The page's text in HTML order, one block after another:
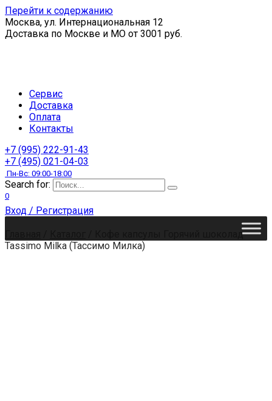
Перейти к содержанию
Москва, ул. Интернациональная 12
Доставка по Москве и МО от 3001 руб.
Сервис
Доставка
Оплата
Контакты
+7 (995) 222-91-43
+7 (495) 021-04-03
Пн-Вс: 09:00-18:00
Search for:
0
Вход / Регистрация
Кофе капсулы Горячий шоколад
Tassimo Milka (Тассимо Милка)